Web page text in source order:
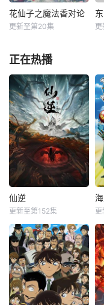
花仙子之魔法香对论
更新至第20集
正在热播
仙逆
更新至第152集 更